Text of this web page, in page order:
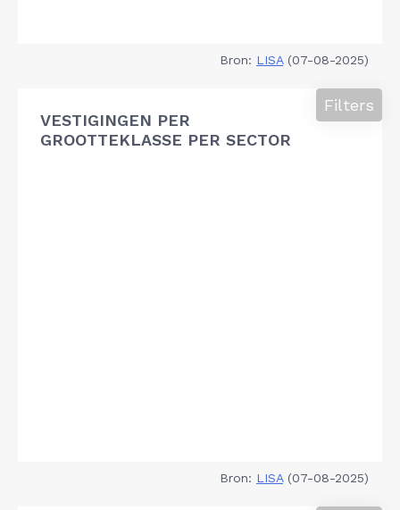
Bron: LISA(07-08-2025)
VESTIGINGEN PER
GROOTTEKLASSE PER SECTOR
Filters
Bron: LISA(07-08-2025)